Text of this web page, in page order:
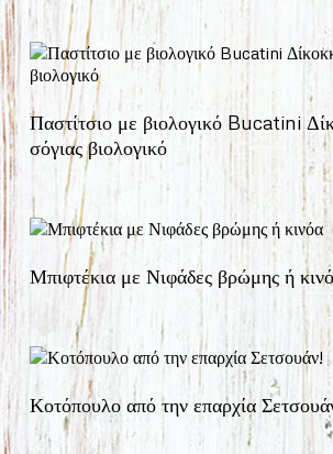
Παστίτσιο με βιολογικό Bucatini
σόγιας βιολογικό
Μπιφτέκια με Νιφάδες βρώμης ή
Κοτόπουλο από την επαρχία